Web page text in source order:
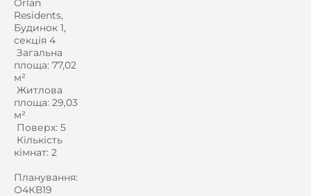
Orlan
Residents,
Будинок 1,
секція 4
️ Загальна
площа: 77,02
м²
️ Житлова
площа: 29,03
м²
️ Поверх: 5
️ Кількість
кімнат: 2
Планування:
О4КВ19